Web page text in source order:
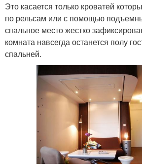
Это касается только кроватей
по рельсам или с помощью
спальное место жестко
комната навсегда останется полу
спальней.